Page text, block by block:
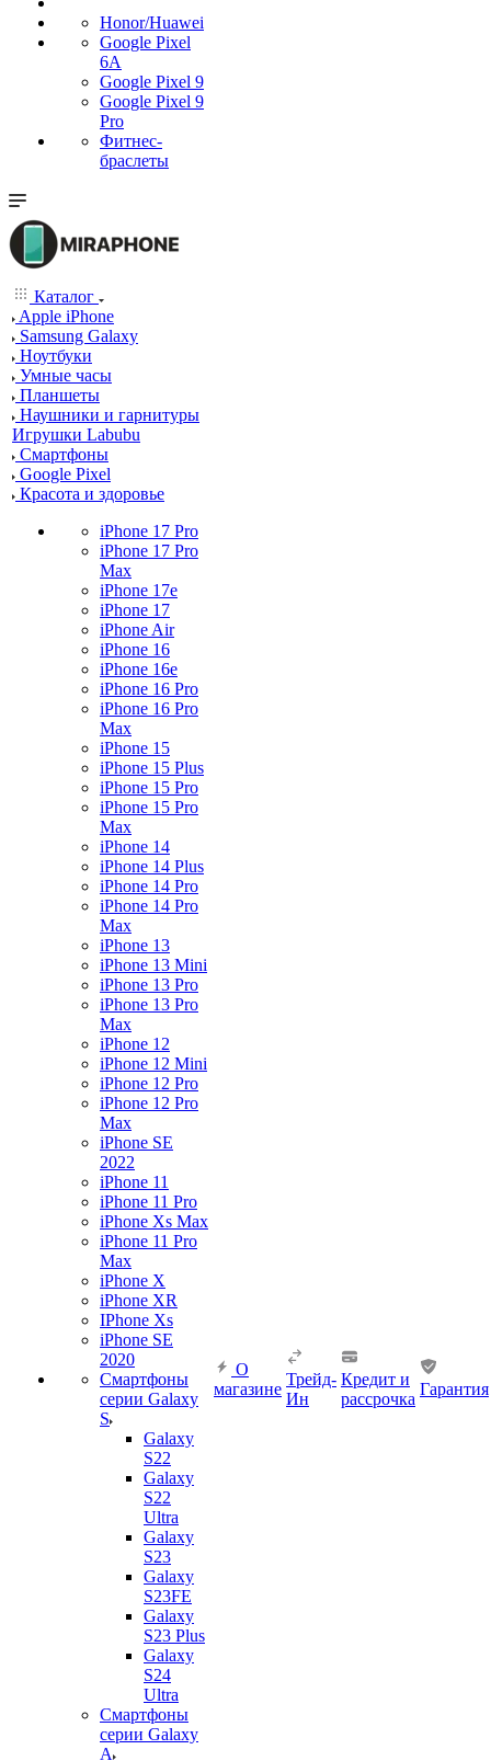
Honor/Huawei
Google Pixel
6A
Google Pixel 9
Google Pixel 9
Pro
Фитнес-
браслеты
Каталог
Apple iPhone
Samsung Galaxy
Ноутбуки
Умные часы
Планшеты
Наушники и гарнитуры
Игрушки Labubu
Смартфоны
Google Pixel
Красота и здоровье
iPhone 17 Pro
iPhone 17 Pro
Max
iPhone 17e
iPhone 17
iPhone Air
iPhone 16
iPhone 16e
iPhone 16 Pro
iPhone 16 Pro
Max
iPhone 15
iPhone 15 Plus
iPhone 15 Pro
iPhone 15 Pro
Max
iPhone 14
iPhone 14 Plus
iPhone 14 Pro
iPhone 14 Pro
Max
iPhone 13
iPhone 13 Mini
iPhone 13 Pro
iPhone 13 Pro
Max
iPhone 12
iPhone 12 Mini
iPhone 12 Pro
iPhone 12 Pro
Max
iPhone SE
2022
iPhone 11
iPhone 11 Pro
iPhone Xs Max
iPhone 11 Pro
Max
iPhone X
iPhone XR
IPhone Xs
iPhone SE
2020
Смартфоны
серии Galaxy
S
Galaxy
S22
Galaxy
S22
Ultra
Galaxy
S23
Galaxy
S23FE
Galaxy
S23 Plus
Galaxy
S24
Ultra
Смартфоны
серии Galaxy
A
О
магазине
Трейд-
Ин
Кредит и
рассрочка
Гарантия